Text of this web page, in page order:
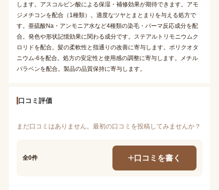
します。アスコルビン酸による保湿・補修効果が期待できます。アモ
ジメチコンを配合（1種類）。適度なツヤとまとまりを与える処方で
す。亜硫酸Na・アンモニア水など4種類の染毛・パーマ反応成分を配
合。発色や形状記憶効果に関わる成分です。ステアルトリモニウムク
ロリドを配合。髪の柔軟性と指通りの改善に寄与します。ポリクオタ
ニウム-6を配合。処方の安定性と使用感の調整に寄与します。メチル
パラベンを配合。製品の品質保持に寄与します。
口コミ評価
まだ口コミはありません。最初の口コミを投稿してみませんか？
全0件 口コミを書く